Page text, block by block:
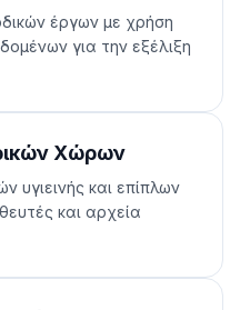
έργων με χρήση
για την εξέλιξη
Χώρων
υγιεινής και επίπλων
και αρχεία